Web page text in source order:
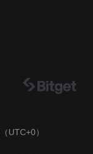
（UTC+0）